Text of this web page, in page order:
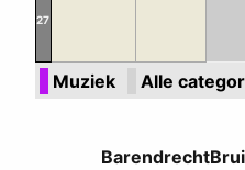
27
Muziek Alle